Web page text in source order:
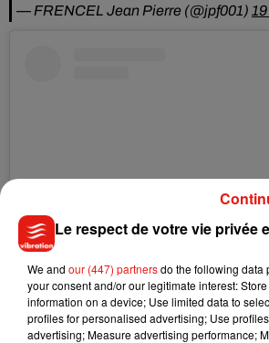
— FRENCEL Jean Pierre (@jpf001)
Voir cette publication sur Instagram
Merci, merci d’avoir été là depuis le
s’achève et j’ai jamais vécu quelque
Le respect de votre vie privée
We and our (447) partnersdo the following data
your consent and/or our legitimate interest:
information on a device; Use limited data to
profiles for personalised advertising; Use
advertising; Measure advertising performance;